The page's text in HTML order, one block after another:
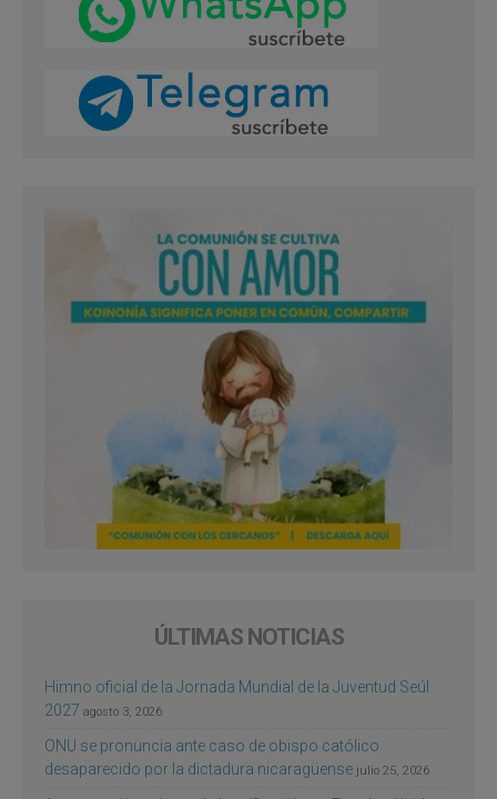
ÚLTIMAS NOTICIAS
Himno oficial de la Jornada Mundial de la Juventud Seúl
2027 agosto 3, 2026
ONU se pronuncia ante caso de obispo católico
desaparecido por la dictadura nicaragüense julio 25, 2026